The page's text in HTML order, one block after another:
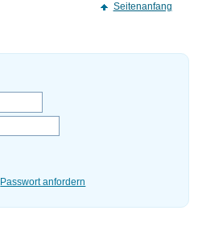
Seitenanfang
Passwort anfordern